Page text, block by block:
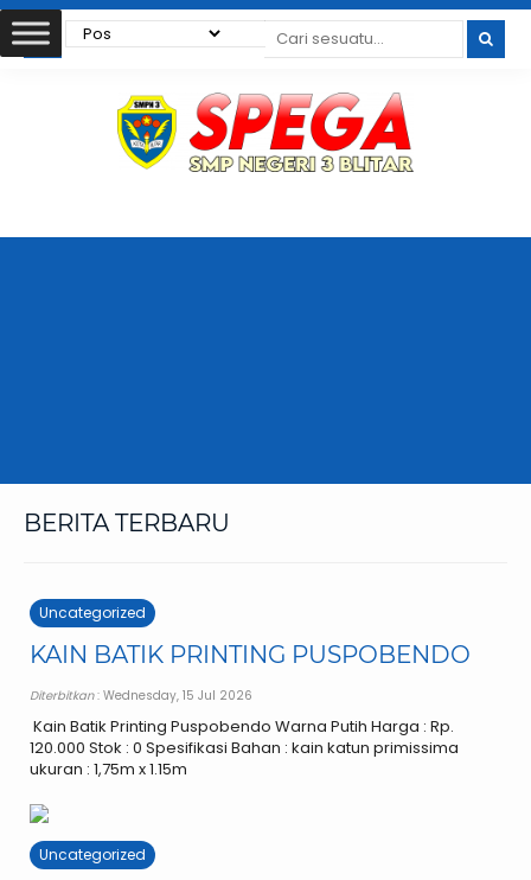
BERITA TERBARU
Uncategorized
KAIN BATIK PRINTING PUSPOBENDO
Diterbitkan: Wednesday, 15 Jul 2026
Kain Batik Printing Puspobendo Warna Putih Harga : Rp.
120.000 Stok : 0 Spesifikasi Bahan : kain katun primissima
ukuran : 1,75m x 1.15m
Uncategorized